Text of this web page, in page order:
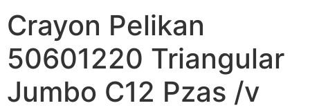
Crayon Pelikan
50601220 Triangular
Jumbo C12 Pzas /v